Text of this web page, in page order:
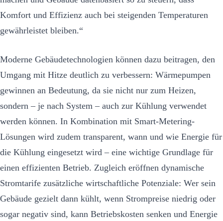
Komfort und Effizienz auch bei steigenden Temperaturen
gewährleistet bleiben.“
Moderne Gebäudetechnologien können dazu beitragen, den
Umgang mit Hitze deutlich zu verbessern: Wärmepumpen
gewinnen an Bedeutung, da sie nicht nur zum Heizen,
sondern – je nach System – auch zur Kühlung verwendet
werden können. In Kombination mit Smart-Metering-
Lösungen wird zudem transparent, wann und wie Energie für
die Kühlung eingesetzt wird – eine wichtige Grundlage für
einen effizienten Betrieb. Zugleich eröffnen dynamische
Stromtarife zusätzliche wirtschaftliche Potenziale: Wer sein
Gebäude gezielt dann kühlt, wenn Strompreise niedrig oder
sogar negativ sind, kann Betriebskosten senken und Energie